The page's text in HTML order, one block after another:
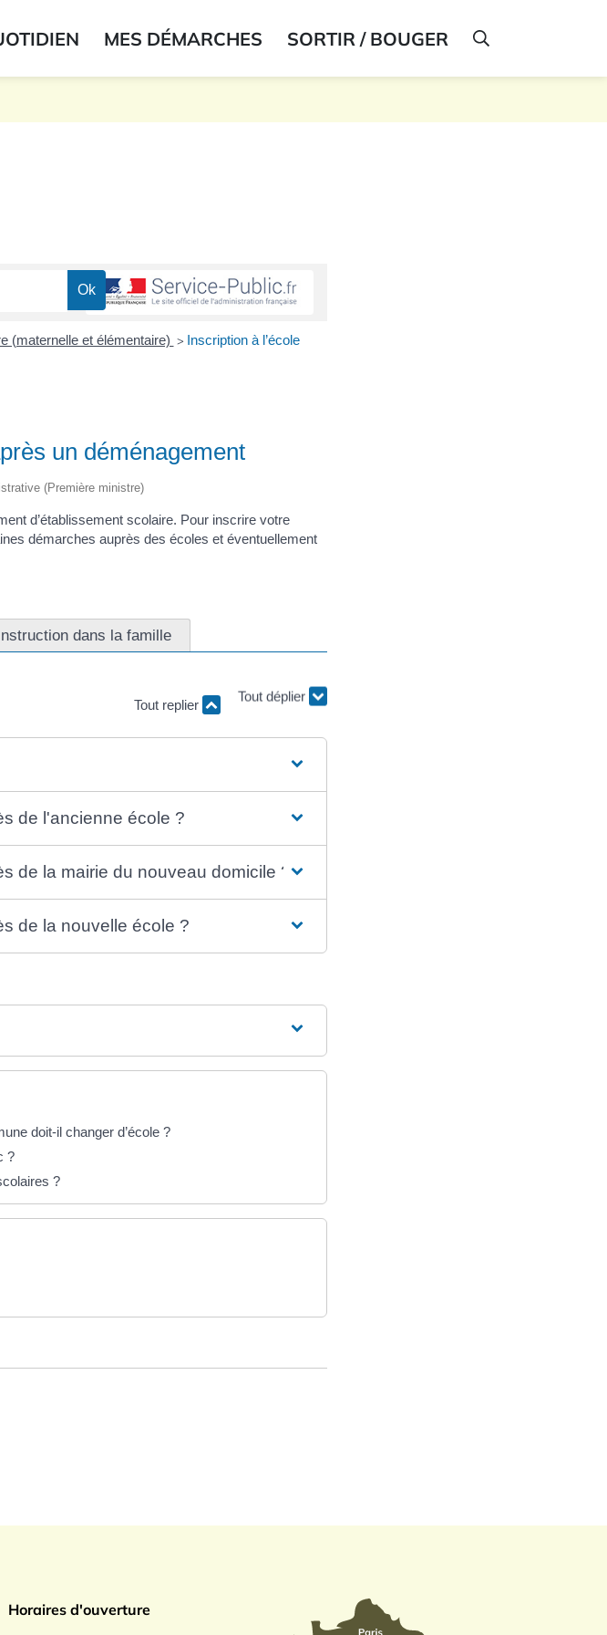
MES DÉMARCHES SORTIR / BOUGER AFFICHER LA
(maternelle et élémentaire) > Inscription à l’école
un déménagement
(Première ministre)
d’établissement scolaire. Pour inscrire votre
démarches auprès des écoles et éventuellement
dans la famille
Tout replier Tout déplier
de l'ancienne école ?
de la mairie du nouveau domicile ?
de la nouvelle école ?
doit-il changer d’école ?
?
?
Horaires d'ouverture